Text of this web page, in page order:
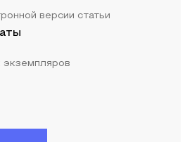
версии статьи
экземпляров